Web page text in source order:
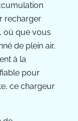
recharger
où que vous
de plein air,
à la
pour
ce chargeur